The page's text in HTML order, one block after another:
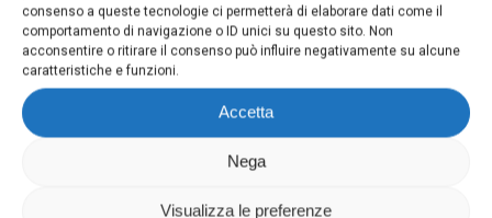
consenso a queste tecnologie ci permetterà di elaborare dati come il
comportamento di navigazione o ID unici su questo sito. Non
acconsentire o ritirare il consenso può influire negativamente su alcune
caratteristiche e funzioni.
Accetta
Nega
Visualizza le preferenze
parole chiavi più performanti
DIGIMA fornirà al cliente una serie di keyword
che considera maggiormente perforanti, che
saranno poi continuamente monitorate e se
necessario modificate durante tutta la durata